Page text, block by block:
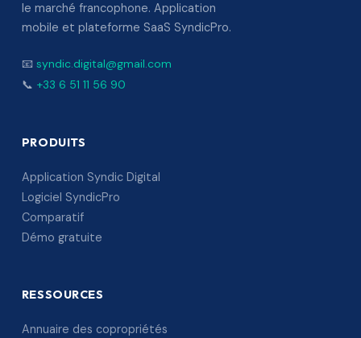
le marché francophone. Application
mobile et plateforme SaaS SyndicPro.
📧 syndic.digital@gmail.com
📞 +33 6 51 11 56 90
PRODUITS
Application Syndic Digital
Logiciel SyndicPro
Comparatif
Démo gratuite
RESSOURCES
Annuaire des copropriétés